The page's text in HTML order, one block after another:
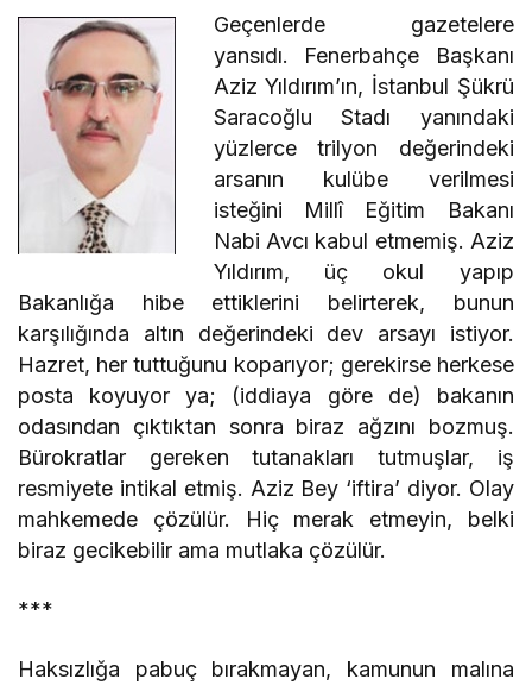
Geçenlerde gazetelere
yansıdı. Fenerbahçe Başkanı
Aziz Yıldırım’ın, İstanbul Şükrü
Saracoğlu Stadı yanındaki
yüzlerce trilyon değerindeki
arsanın kulübe verilmesi
isteğini Millî Eğitim Bakanı
Nabi Avcı kabul etmemiş. Aziz
Yıldırım, üç okul yapıp
Bakanlığa hibe ettiklerini belirterek, bunun
karşılığında altın değerindeki dev arsayı istiyor.
Hazret, her tuttuğunu koparıyor; gerekirse herkese
posta koyuyor ya; (iddiaya göre de) bakanın
odasından çıktıktan sonra biraz ağzını bozmuş.
Bürokratlar gereken tutanakları tutmuşlar, iş
resmiyete intikal etmiş. Aziz Bey ‘iftira’ diyor. Olay
mahkemede çözülür. Hiç merak etmeyin, belki
biraz gecikebilir ama mutlaka çözülür.
***
Haksızlığa pabuç bırakmayan, kamunun malına